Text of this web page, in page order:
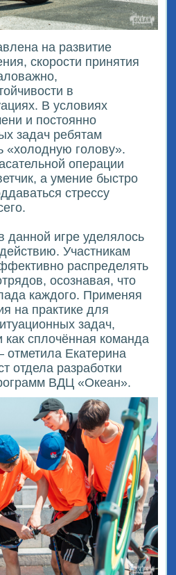
на развитие
скорости принятия
в
В условиях
и постоянно
задач ребятам
«холодную голову».
операции
а умение быстро
стрессу
данной игре уделялось
Участникам
распределять
осознавая, что
каждого. Применяя
на практике для
задач,
как сплочённая команда
Екатерина
отдела разработки
ВДЦ «Океан».